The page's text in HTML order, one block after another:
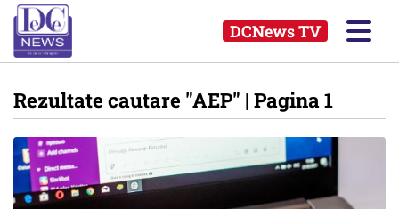
DCNews TV
Rezultate cautare "AEP" | Pagina 1